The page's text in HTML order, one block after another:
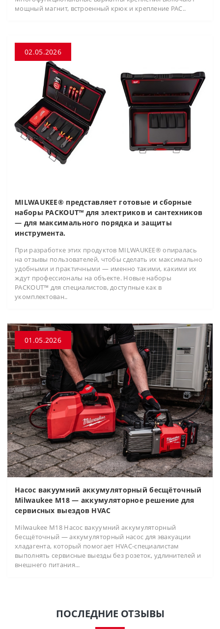
мощный магнит, встроенный крюк и крепление PAC..
02.05.2026
MILWAUKEE® представляет готовые и сборные
наборы PACKOUT™ для электриков и сантехников
— для максимального порядка и защиты
инструмента.
При разработке этих продуктов MILWAUKEE® опиралась
на отзывы пользователей, чтобы сделать их максимально
удобными и практичными — именно такими, какими их
ждут профессионалы на объекте. Новые наборы
PACKOUT™ для специалистов, доступные как в
укомплектован..
01.05.2026
Насос вакуумний аккумуляторный бесщёточный
Milwaukee M18 — аккумуляторное решение для
сервисных выездов HVAC
Milwaukee M18 Насос вакуумний аккумуляторный
бесщёточный — аккумуляторный насос для эвакуации
хладагента, который помогает HVAC-специалистам
выполнять сервисные выезды без розеток, удлинителей и
внешнего питания...
ПОСЛЕДНИЕ ОТЗЫВЫ